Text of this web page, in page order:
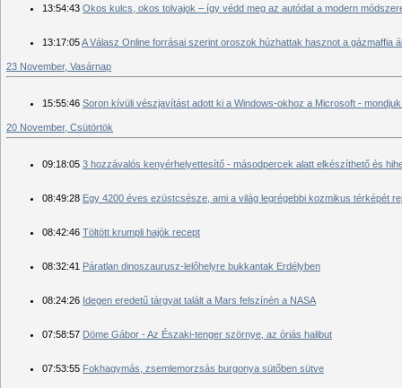
13:54:43 Okos kulcs, okos tolvajok – így védd meg az autódat a modern
13:17:05A Válasz Online forrásai szerint oroszok húzhattak hasznot a gázmaffia
23 November, Vasárnap
15:55:46 Soron kívüli vészjavítást adott ki a Windows-okhoz a Microsoft -
20 November, Csütörtök
09:18:05 3 hozzávalós kenyérhelyettesítő - másodpercek alatt elkészíthető és
08:49:28 Egy 4200 éves ezüstcsésze, ami a világ legrégebbi kozmikus térképét
08:42:46 Töltött krumpli hajók recept
08:32:41 Páratlan dinoszaurusz-lelőhelyre bukkantak Erdélyben
08:24:26 Idegen eredetű tárgyat talált a Mars felszínén a NASA
07:58:57 Döme Gábor - Az Északi-tenger szörnye, az óriás halibut
07:53:55 Fokhagymás, zsemlemorzsás burgonya sütőben sütve